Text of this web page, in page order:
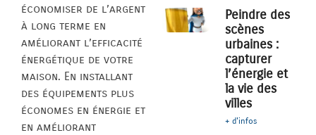
économiser de l’argent
à long terme en
améliorant l’efficacité
énergétique de votre
maison. En installant
des équipements plus
économes en énergie et
en améliorant
Peindre des
scènes
urbaines :
capturer
l’énergie et
la vie des
villes
+ d'infos